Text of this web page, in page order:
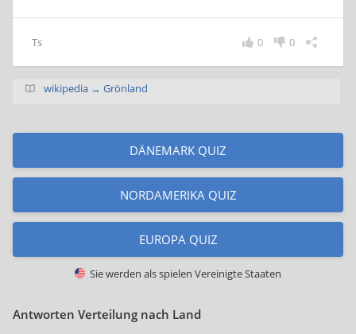
Ts 0
0
wikipedia → Grönland
DÄNEMARK QUIZ
NORDAMERIKA QUIZ
EUROPA QUIZ
Sie werden als spielen Vereinigte Staaten
Antworten Verteilung nach Land